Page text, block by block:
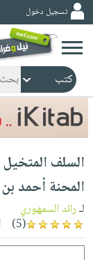
ورقية
المواضيع
صدر
حديثاً
الأكثر
مبيعاً
جوائز
شحن
مخفض
عروض
كتب
الكترونية
الرئيسية
صدر
حديثاً
الأكثر
مبيعاً
صوتية
الصفحة
الرئيسية
أطفال
تسجيل دخول
السلف
المحنة أحمد
لـرائد السمهوري
(5)